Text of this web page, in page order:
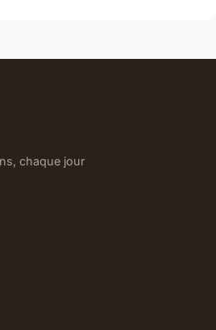
chaque jour